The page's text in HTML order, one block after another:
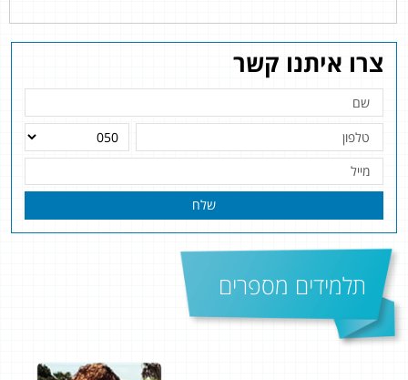
צרו איתנו קשר
שלח
תלמידים מספרים